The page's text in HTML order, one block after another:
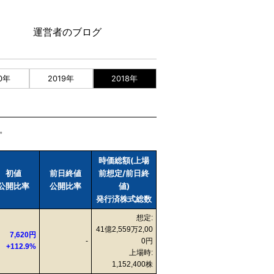
運営者のブログ
年 2019年 2018年
初値
開比率
前日終値
公開比率
時価総額(上場
前想定/前日終
値)
発行済株式総数
7,620円
+112.9%
-
想定:
41億2,559万2,00
0円
上場時:
1,152,400株